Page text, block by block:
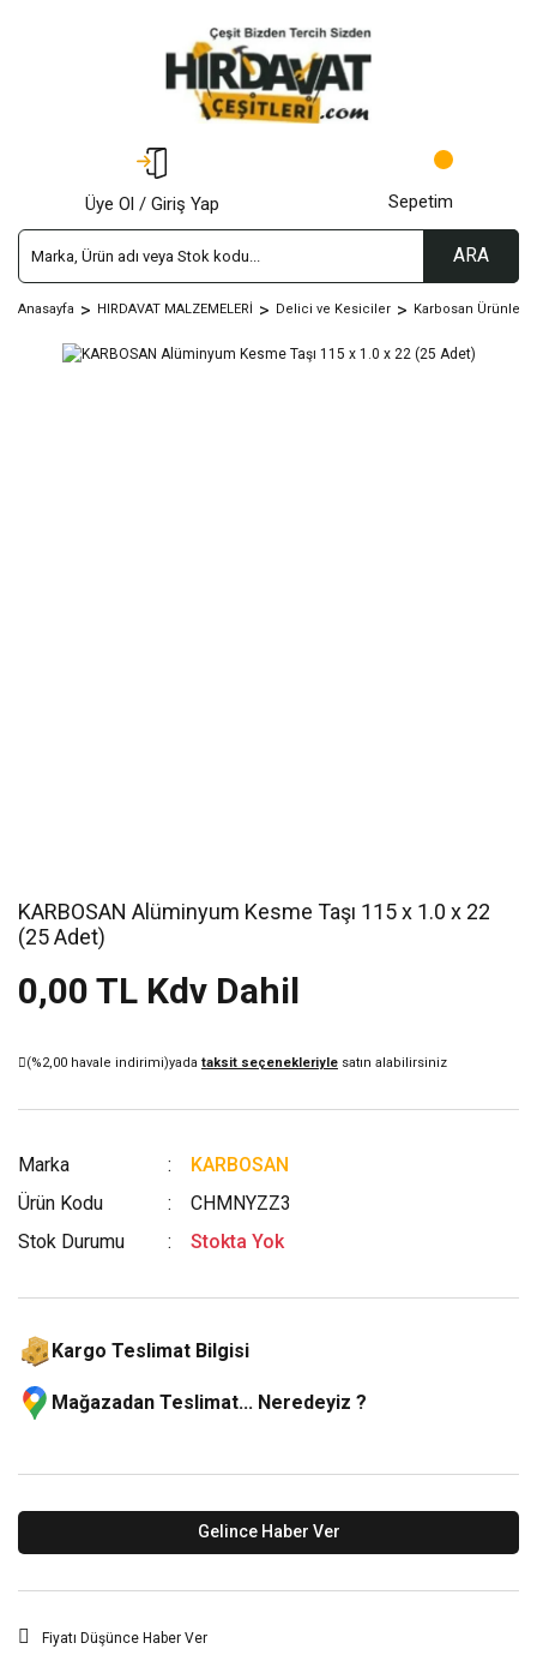
ARA
Üye Ol / Giriş Yap Sepetim
Anasayfa HIRDAVAT MALZEMELERİ Delici ve Kesiciler Karbosan Ürünleri
KARBOSAN Alüminyum Kesme Taşı 115 x 1.0 x 22
(25 Adet)
0,00 TL Kdv Dahil
(%2,00 havale indirimi)yada taksit seçenekleriyle satın alabilirsiniz
Marka
KARBOSAN
Ürün Kodu
CHMNYZZ3
Stok Durumu
Stokta Yok
Kargo Teslimat Bilgisi
Mağazadan Teslimat... Neredeyiz ?
Gelince Haber Ver
Fiyatı Düşünce Haber Ver